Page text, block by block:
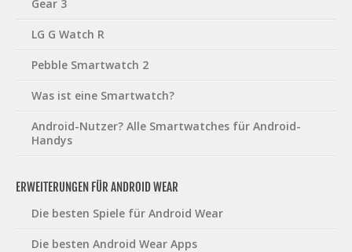
Gear 3
LG G Watch R
Pebble Smartwatch 2
Was ist eine Smartwatch?
Android-Nutzer? Alle Smartwatches für Android-
Handys
ERWEITERUNGEN FÜR ANDROID WEAR
Die besten Spiele für Android Wear
Die besten Android Wear Apps